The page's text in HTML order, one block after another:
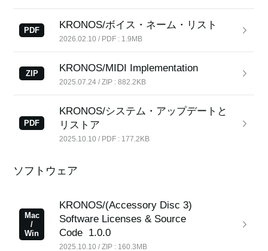
PDF KRONOS/ボイス・ネーム・リスト
2026.02.10 / PDF : 1.9MB
ZIP KRONOS/MIDI Implementation
2025.07.24 / ZIP : 882.2KB
PDF
KRONOS/システム・アップデートと
リストア
2025.10.10 / PDF : 177.2KB
ソフトウェア
Mac
/
Win
KRONOS/(Accessory Disc 3)
Software Licenses & Source
Code 1.0.0
2025.10.10 / ZIP : 160.3MB